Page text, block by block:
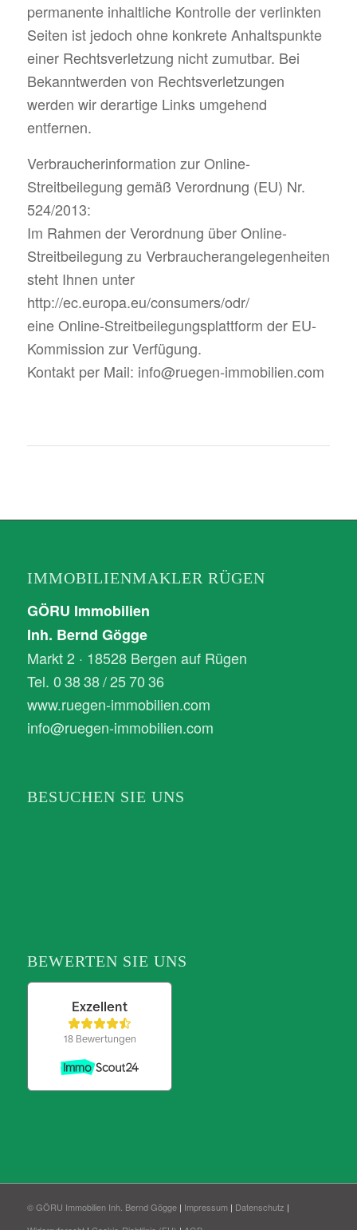
permanente inhaltliche Kontrolle der verlinkten
Seiten ist jedoch ohne konkrete Anhaltspunkte
einer Rechtsverletzung nicht zumutbar. Bei
Bekanntwerden von Rechtsverletzungen
werden wir derartige Links umgehend
entfernen.
Verbraucherinformation zur Online-
Streitbeilegung gemäß Verordnung (EU) Nr.
524/2013:
Im Rahmen der Verordnung über Online-
Streitbeilegung zu Verbraucherangelegenheiten
steht Ihnen unter
http://ec.europa.eu/consumers/odr/
eine Online-Streitbeilegungsplattform der EU-
Kommission zur Verfügung.
Kontakt per Mail: info@ruegen-immobilien.com
IMMOBILIENMAKLER RÜGEN
GÖRU Immobilien
Inh. Bernd Gögge
Markt 2 · 18528 Bergen auf Rügen
Tel. 0 38 38 / 25 70 36
www.ruegen-immobilien.com
info@ruegen-immobilien.com
BESUCHEN SIE UNS
BEWERTEN SIE UNS
© GÖRU Immobilien Inh. Bernd Gögge| Impressum| Datenschutz |